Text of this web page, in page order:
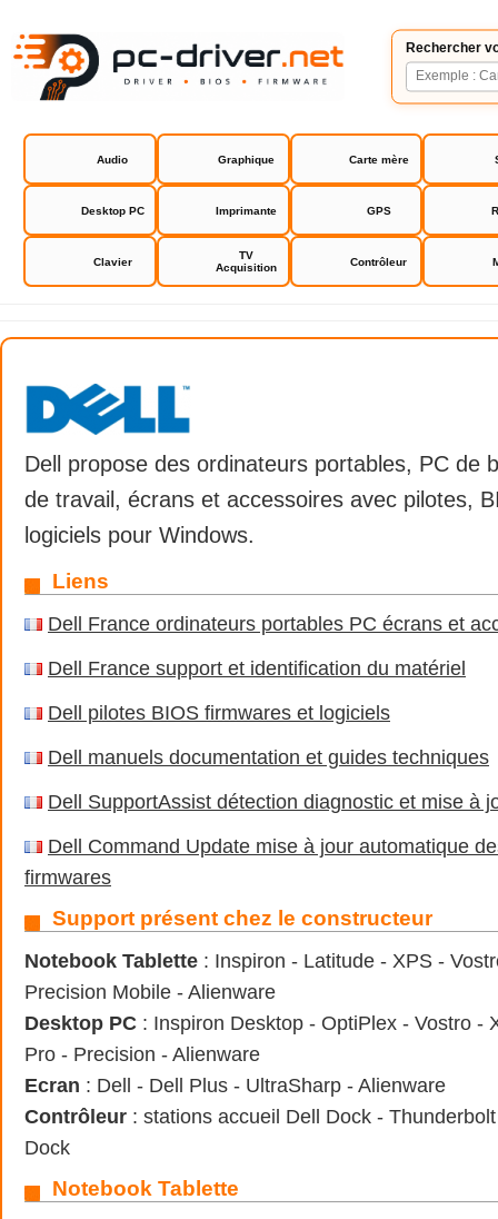
Rechercher
Audio Graphique Carte mère
Desktop PC Imprimante GPS
Clavier
TV
Acquisition
Contrôleur
Dell driver
Dell propose des ordinateurs portables, PC de
de travail, écrans et accessoires avec pilotes,
logiciels pour Windows.
Liens
Dell France ordinateurs portables PC écrans et
Dell France support et identification du matériel
Dell pilotes BIOS firmwares et logiciels
Dell manuels documentation et guides techniques
Dell SupportAssist détection diagnostic et mise à
Dell Command Update mise à jour automatique
firmwares
Support présent chez le constructeur
Notebook Tablette : Inspiron - Latitude - XPS -
Precision Mobile - Alienware
Desktop PC : Inspiron Desktop - OptiPlex - Vostro -
Pro - Precision - Alienware
Ecran : Dell - Dell Plus - UltraSharp - Alienware
Contrôleur : stations accueil Dell Dock -
Dock
Notebook Tablette